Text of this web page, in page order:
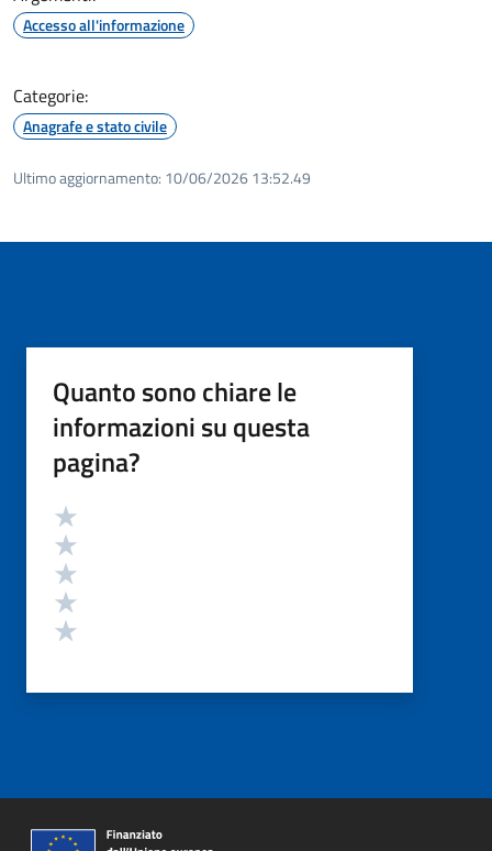
Accesso all'informazione
Categorie:
Anagrafe e stato civile
Ultimo aggiornamento: 10/06/2026 13:52.49
Quanto sono chiare le
informazioni su questa
pagina?
Valutazione